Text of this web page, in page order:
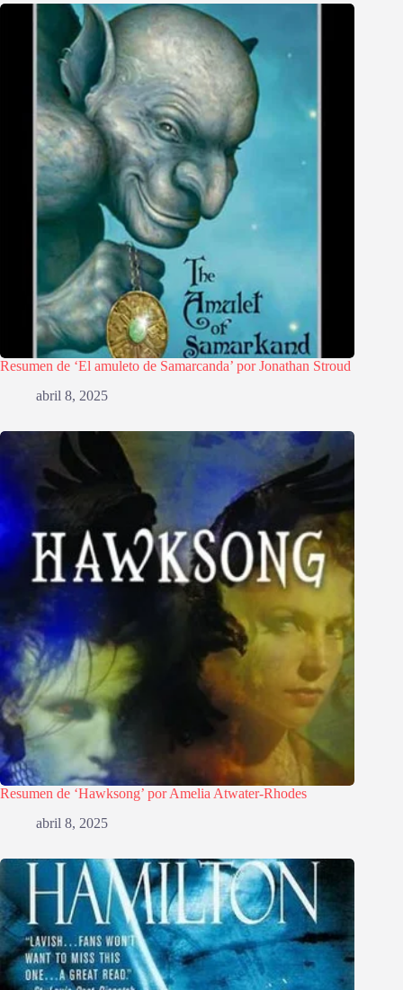
Resumen de ‘El amuleto de Samarcanda’ por Jonathan Stroud
abril 8, 2025
Resumen de ‘Hawksong’ por Amelia Atwater-Rhodes
abril 8, 2025